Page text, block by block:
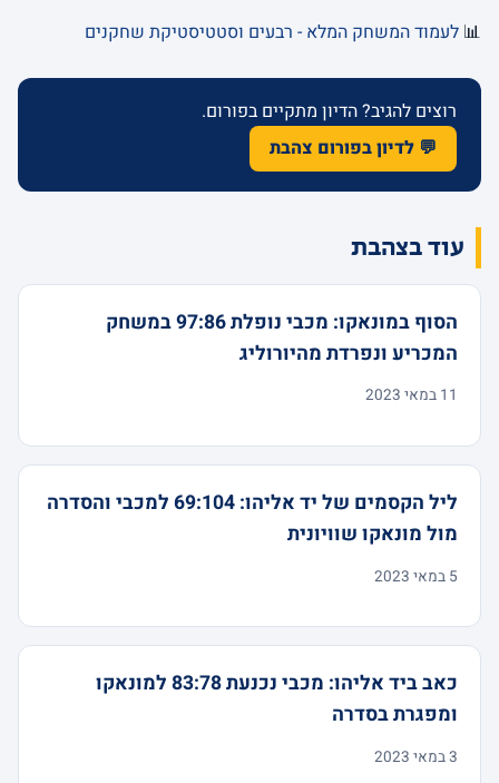
📊 לעמוד המשחק המלא - רבעים וסטטיסטיקת שחקנים
רוצים להגיב? הדיון מתקיים בפורום.
💬 לדיון בפורום צהבת
עוד בצהבת
הסוף במונאקו: מכבי נופלת 97:86 במשחק
המכריע ונפרדת מהיורוליג
11 במאי 2023
ליל הקסמים של יד אליהו: 69:104 למכבי והסדרה
מול מונאקו שוויונית
5 במאי 2023
כאב ביד אליהו: מכבי נכנעת 83:78 למונאקו
ומפגרת בסדרה
3 במאי 2023